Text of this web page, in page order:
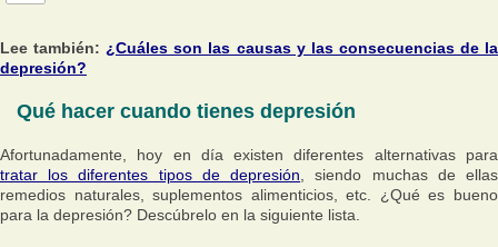
Lee también: ¿Cuáles son las causas y las consecuencias de la
depresión?
Qué hacer cuando tienes depresión
Afortunadamente, hoy en día existen diferentes alternativas para
tratar los diferentes tipos de depresión , siendo muchas de ellas
remedios naturales, suplementos alimenticios, etc. ¿Qué es bueno
para la depresión? Descúbrelo en la siguiente lista.